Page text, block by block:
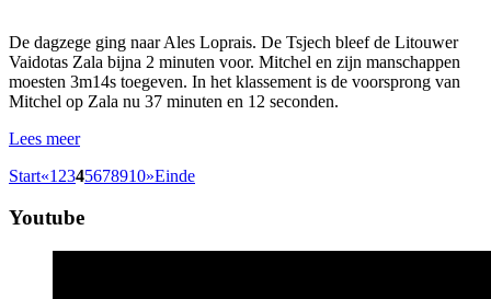
De dagzege ging naar Ales Loprais. De Tsjech bleef de Litouwer
Vaidotas Zala bijna 2 minuten voor. Mitchel en zijn manschappen
moesten 3m14s toegeven. In het klassement is de voorsprong van
Mitchel op Zala nu 37 minuten en 12 seconden.
Lees meer
Start«1 2345678910»Einde
Youtube